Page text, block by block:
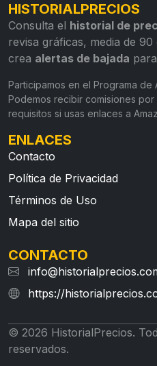
HISTORIALPRECIOS
Consulta el historial de
revisa gráficas, media de
crea alertas de bajada
Participamos en el Programa de
Podemos recibir comisiones
requisitos si usas enlaces a
ENLACES
Contacto
Política de Privacidad
Términos de Uso
Mapa del sitio
CONTACTO
https://
© 2026 HistorialPrecios.
reservados.